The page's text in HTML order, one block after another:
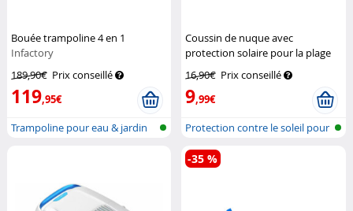
Bouée trampoline 4 en 1
Infactory
189,90€ Prix conseillé
119,95€
Trampoline pour eau & jardin
Coussin de nuque avec
protection solaire pour la plage
16,90€ Prix conseillé
9,99€
Protection contre le soleil pour
la...
-35 %